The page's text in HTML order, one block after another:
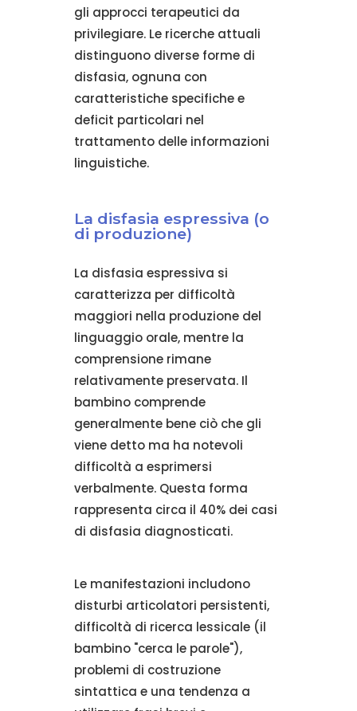
gli approcci terapeutici da
privilegiare. Le ricerche attuali
distinguono diverse forme di
disfasia, ognuna con
caratteristiche specifiche e
deficit particolari nel
trattamento delle informazioni
linguistiche.
La disfasia espressiva (o
di produzione)
La disfasia espressiva si
caratterizza per difficoltà
maggiori nella produzione del
linguaggio orale, mentre la
comprensione rimane
relativamente preservata. Il
bambino comprende
generalmente bene ciò che gli
viene detto ma ha notevoli
difficoltà a esprimersi
verbalmente. Questa forma
rappresenta circa il 40% dei casi
di disfasia diagnosticati.
Le manifestazioni includono
disturbi articolatori persistenti,
difficoltà di ricerca lessicale (il
bambino "cerca le parole"),
problemi di costruzione
sintattica e una tendenza a